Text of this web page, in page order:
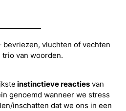
bevriezen, vluchten of vechten
trio van woorden.
instinctieve reacties van
genoemd wanneer we stress
inschatten dat we ons in een